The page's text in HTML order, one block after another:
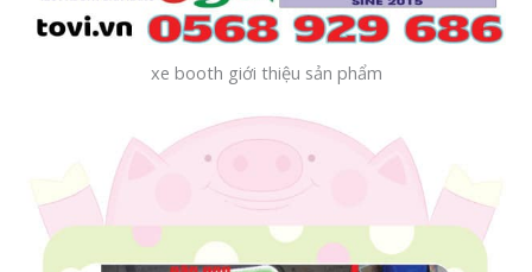
xe booth giới thiệu sản phẩm